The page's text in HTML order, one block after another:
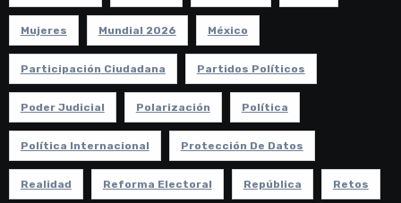
Mujeres Mundial 2026 México
Participación Ciudadana Partidos Políticos
Poder Judicial Polarización Política
Política Internacional Protección De Datos
Realidad Reforma Electoral República Retos